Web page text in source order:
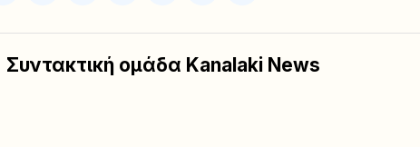
Συντακτική ομάδα Kanalaki News